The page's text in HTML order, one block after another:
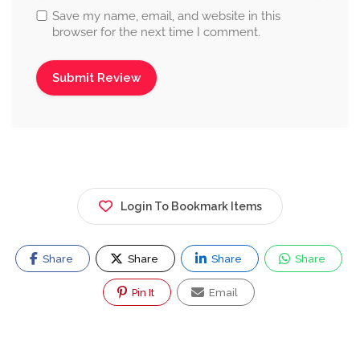
Save my name, email, and website in this
browser for the next time I comment.
Login To Bookmark Items
Share Share Share Share
Pin It Email